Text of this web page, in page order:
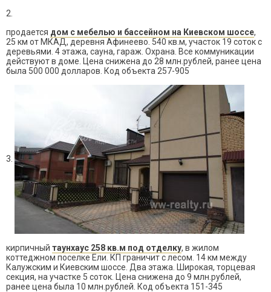
2.
продается дом с мебелью и бассейном на Киевском шоссе,
25 км от МКАД, деревня Афинеево. 540 кв.м, участок 19 соток с
деревьями. 4 этажа, сауна, гараж. Охрана. Все коммуникации
действуют в доме. Цена снижена до 28 млн.рублей, ранее цена
была 500 000 долларов. Код объекта 257-905
3.
кирпичный таунхаус 258 кв.м под отделку, в жилом
коттеджном поселке Ели. КП граничит с лесом. 14 км между
Калужским и Киевским шоссе. Два этажа. Широкая, торцевая
секция, на участке 5 соток. Цена снижена до 9 млн.рублей,
ранее цена была 10 млн.рублей. Код объекта 151-345